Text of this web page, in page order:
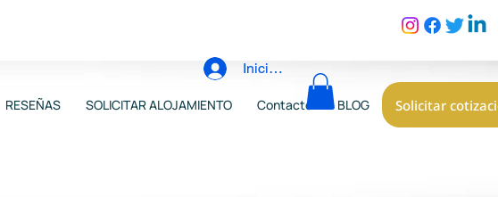
RESEÑAS SOLICITAR ALOJAMIENTO Contacto BLOG Solicitar
Iniciar sesión